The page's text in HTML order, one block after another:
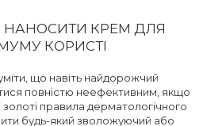
КРЕМ ДЛЯ
КОРИСТІ
що навіть найдорожчий
повністю неефективним, якщо
золоті правила дерматологічного
будь-який зволожуючий або